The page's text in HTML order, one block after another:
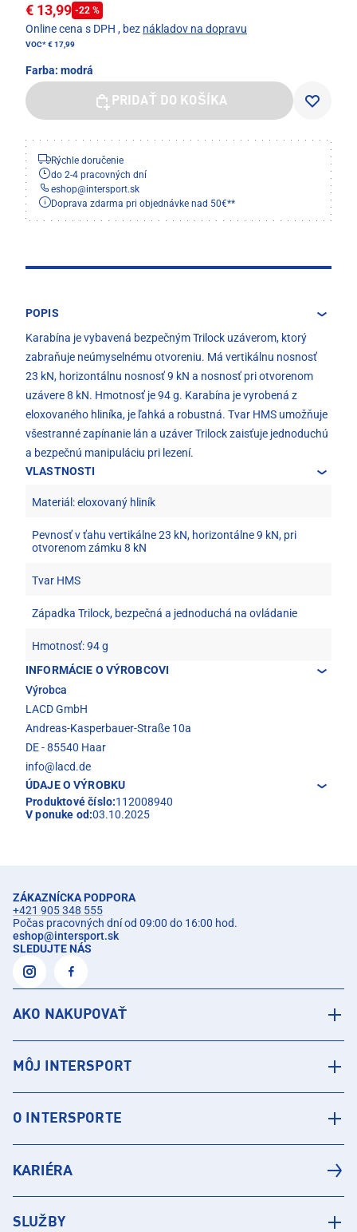
€ 13,99 -22 %
Online cena s DPH , bez nákladov na dopravu
VOC*€ 17,99
Farba: modrá
PRIDAŤ DO KOŠÍKA
Rýchle doručenie
do 2-4 pracovných dní
eshop@intersport.sk
Doprava zdarma pri objednávke nad 50€**
POPIS
Karabína je vybavená bezpečným Trilock uzáverom, ktorý
zabraňuje neúmyselnému otvoreniu. Má vertikálnu nosnosť
23 kN, horizontálnu nosnosť 9 kN a nosnosť pri otvorenom
uzávere 8 kN. Hmotnosť je 94 g. Karabína je vyrobená z
eloxovaného hliníka, je ľahká a robustná. Tvar HMS umožňuje
všestranné zapínanie lán a uzáver Trilock zaisťuje jednoduchú
a bezpečnú manipuláciu pri lezení.
VLASTNOSTI
Materiál: eloxovaný hliník
Pevnosť v ťahu vertikálne 23 kN, horizontálne 9 kN, pri
otvorenom zámku 8 kN
Tvar HMS
Západka Trilock, bezpečná a jednoduchá na ovládanie
Hmotnosť: 94 g
INFORMÁCIE O VÝROBCOVI
Výrobca
LACD GmbH
Andreas-Kasperbauer-Straße 10a
DE - 85540 Haar
info@lacd.de
ÚDAJE O VÝROBKU
Produktové číslo:112008940
V ponuke od:03.10.2025
ZÁKAZNÍCKA PODPORA
+421 905 348 555
Počas pracovných dní od 09:00 do 16:00 hod.
eshop@intersport.sk
SLEDUJTE NÁS
AKO NAKUPOVAŤ
MÔJ INTERSPORT
O INTERSPORTE
KARIÉRA
SLUŽBY